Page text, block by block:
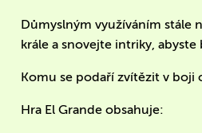
Důmyslným využíváním stále
krále a snovejte intriky,
Komu se podaří zvítězit v boji
Hra El Grande obsahuje: